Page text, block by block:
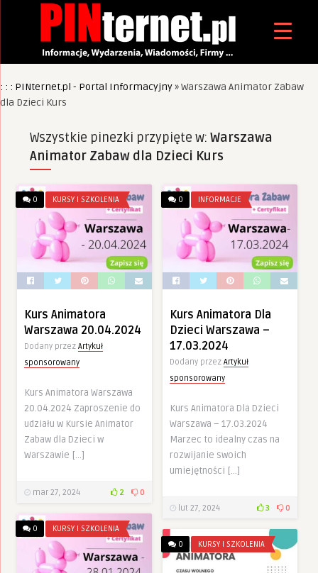
: : : PINternet.pl - Portal Informacyjny»Warszawa Animator Zabaw
dla Dzieci Kurs
Wszystkie pinezki przypięte w: Warszawa
Animator Zabaw dla Dzieci Kurs
0 KURSY I SZKOLENIA
Kurs Animatora
Warszawa 20.04.2024
Dodany przez Artykuł
sponsorowany
Kurs Animatora Warszawa
20.04.2024 Zaproszenie do
udziału w Kursie Animator
Zabaw dla Dzieci w
Warszawie […]
mar 27, 2024 2 0
0 INFORMACJE
Kurs Animatora Dla
Dzieci Warszawa –
17.03.2024
Dodany przez Artykuł
sponsorowany
Kurs Animatora Dla Dzieci
Warszawa – 17.03.2024
Marzec to idealny czas na
rozwijanie swoich
umiejętności […]
lut 27, 2024 3 0
0 KURSY I SZKOLENIA
0 KURSY I SZKOLENIA